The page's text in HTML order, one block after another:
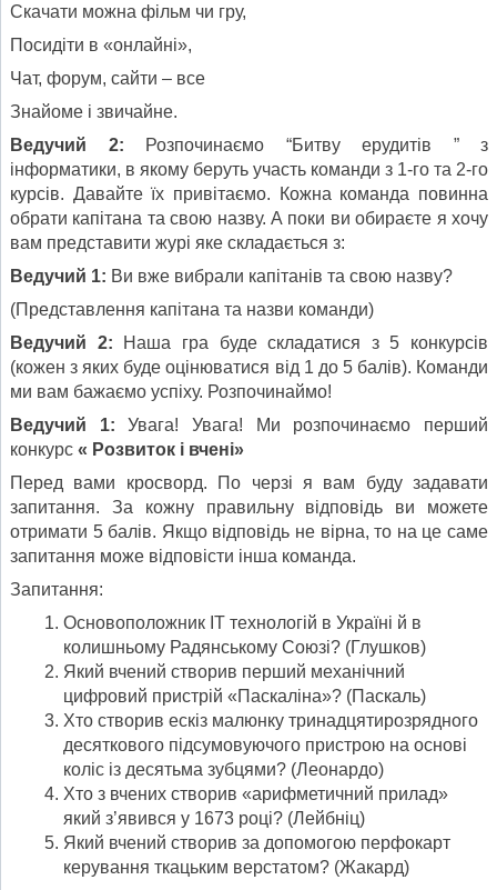
Скачати можна фільм чи гру,
Посидіти в «онлайні»,
Чат, форум, сайти – все
Знайоме і звичайне.
Ведучий 2: Розпочинаємо “Битву ерудитів ” з
інформатики, в якому беруть участь команди з 1-го та 2-го
курсів. Давайте їх привітаємо. Кожна команда повинна
обрати капітана та свою назву. А поки ви обираєте я хочу
вам представити журі яке складається з:
Ведучий 1: Ви вже вибрали капітанів та свою назву?
(Представлення капітана та назви команди)
Ведучий 2:
Наша гра буде складатися з 5 конкурсів
(кожен з яких буде оцінюватися від 1 до 5 балів). Команди
ми вам бажаємо успіху. Розпочинаймо!
Ведучий 1:Увага! Увага! Ми розпочинаємо перший
конкурс « Розвиток і вчені»
Перед вами кросворд. По черзі я вам буду задавати
запитання. За кожну правильну відповідь ви можете
отримати 5 балів. Якщо відповідь не вірна, то на це саме
запитання може відповісти інша команда.
Запитання:
Основоположник ІТ технологій в Україні й в
колишньому Радянському Союзі? (Глушков)
Який вчений створив перший механічний
цифровий пристрій «Паскаліна»? (Паскаль)
Хто створив ескіз малюнку тринадцятирозрядного
десяткового підсумовуючого пристрою на основі
коліс із десятьма зубцями? (Леонардо)
Хто з вчених створив «арифметичний прилад»
який з’явився у 1673 році? (Лейбніц)
Який вчений створив за допомогою перфокарт
керування ткацьким верстатом? (Жакард)